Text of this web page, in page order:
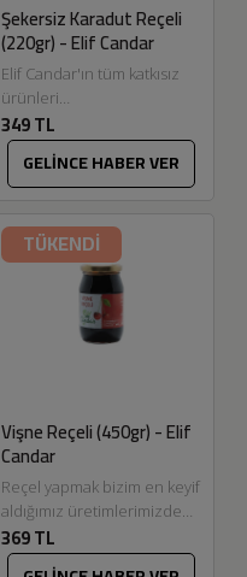
Şekersiz Karadut Reçeli
(220gr) - Elif Candar
Elif Candar'ın tüm katkısız
ürünleri
Eskitadında.com'da.
Dalından topladığımız
karadutlarımız ile
hazırladığımız şekersiz
lezzeti bizce harika...
349 TL
GELİNCE HABER VER
TÜKENDİ
Vişne Reçeli (450gr) - Elif
Candar
Reçel yapmak bizim en keyif
aldığımız üretimlerimizden
biri. Meyvelerin seçiminden,
temizlenmesine, pişirilme
369 TL